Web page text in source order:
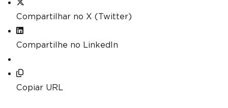
Compartilhar no X (Twitter)
Compartilhe no LinkedIn
Copiar URL